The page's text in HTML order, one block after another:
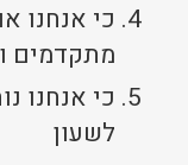
כי אנחנו
מתקדמים
כי אנחנו
לשעון